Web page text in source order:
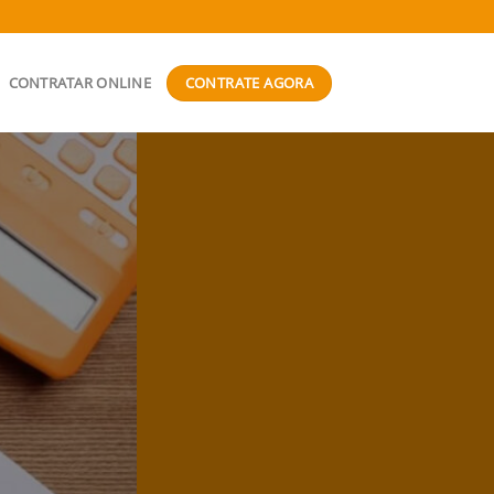
CONTRATAR ONLINE CONTRATE AGORA